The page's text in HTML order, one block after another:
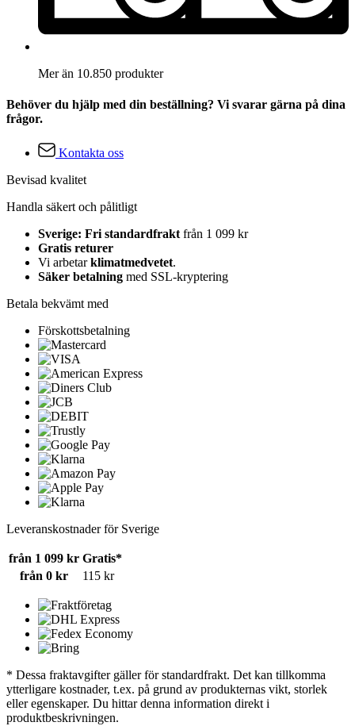
Mer än 10.850 produkter
Behöver du hjälp med din beställning? Vi svarar gärna på dina
frågor.
Kontakta oss
Bevisad kvalitet
Handla säkert och pålitligt
Sverige: Fri standardfraktfrån 1 099 kr
Gratis returer
Vi arbetarklimatmedvetet.
Säker betalning med SSL-kryptering
Betala bekvämt med
Förskottsbetalning
Leveranskostnader för Sverige
från 1 099 kr Gratis*
från 0 kr
115 kr
* Dessa fraktavgifter gäller för standardfrakt. Det kan tillkomma
ytterligare kostnader, t.ex. på grund av produkternas vikt, storlek
eller egenskaper. Du hittar denna information direkt i
produktbeskrivningen.